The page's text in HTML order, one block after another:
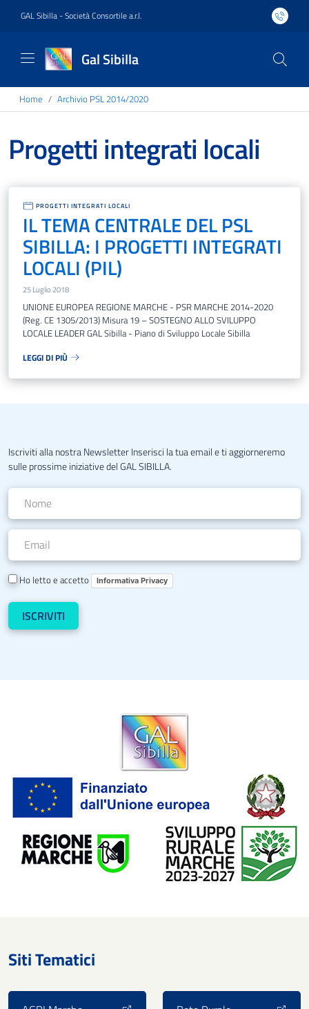
GAL Sibilla - Società Consortile a.r.l.
Gal Sibilla
Home Archivio PSL 2014/2020
Progetti integrati locali
PROGETTI INTEGRATI LOCALI
IL TEMA CENTRALE DEL PSL
SIBILLA: I PROGETTI INTEGRATI
LOCALI (PIL)
25 Luglio 2018
UNIONE EUROPEA REGIONE MARCHE - PSR MARCHE 2014-2020
(Reg. CE 1305/2013) Misura 19 – SOSTEGNO ALLO SVILUPPO
LOCALE LEADER GAL Sibilla - Piano di Sviluppo Locale Sibilla
LEGGI DI PIÙ
Iscriviti alla nostra Newsletter Inserisci la tua email e ti aggiorneremo
sulle prossime iniziative del GAL SIBILLA.
Ho letto e accetto Informativa Privacy
Siti Tematici